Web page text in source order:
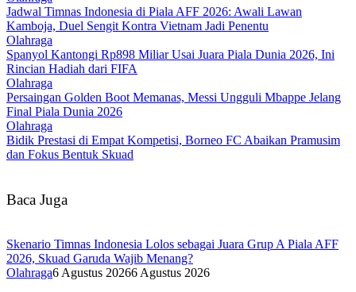
Jadwal Timnas Indonesia di Piala AFF 2026: Awali Lawan
Kamboja, Duel Sengit Kontra Vietnam Jadi Penentu
Olahraga
Spanyol Kantongi Rp898 Miliar Usai Juara Piala Dunia 2026, Ini
Rincian Hadiah dari FIFA‎
Olahraga
Persaingan Golden Boot Memanas, Messi Ungguli Mbappe Jelang
Final Piala Dunia 2026‎
Olahraga
Bidik Prestasi di Empat Kompetisi, Borneo FC Abaikan Pramusim
dan Fokus Bentuk Skuad
Baca Juga
Skenario Timnas Indonesia Lolos sebagai Juara Grup A Piala AFF
2026, Skuad Garuda Wajib Menang?
Olahraga6 Agustus 20266 Agustus 2026